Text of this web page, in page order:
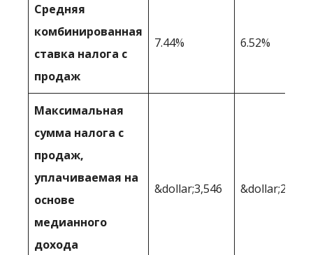
Средняя
комбинированная
ставка налога с
продаж
7.44% 6.52%
Максимальная
сумма налога с
продаж,
уплачиваемая на
основе
медианного
дохода
&dollar;3,546 &dollar;2 754